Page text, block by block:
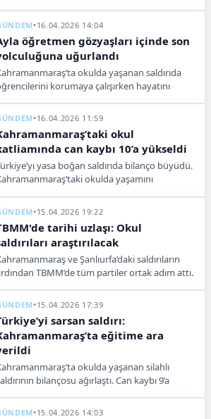
açıkladı.
•16.04.2026 14:04
öğretmen gözyaşları içinde son
uğurlandı
okulda yaşanan saldırıda
korumaya çalışırken hayatını
verildi.
•16.04.2026 11:59
okul
can kaybı 10’a yükseldi
yasa boğan saldırıda bilanço büyüdü.
okulda yaşamını
•15.04.2026 19:22
tarihi uzlaşı: Okul
araştırılacak
ve Şanlıurfa’daki saldırıların
TBMM’de tüm partiler ortak adım attı.
•15.04.2026 17:39
sarsan saldırı:
eğitime ara
okulda yaşanan silahlı
bilançosu ağırlaştı. Can kaybı 9’a
•15.04.2026 14:03